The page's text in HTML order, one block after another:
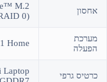
אחסון
M.2
0)
מערכת
הפעלה
Home
כרטיס גרפי